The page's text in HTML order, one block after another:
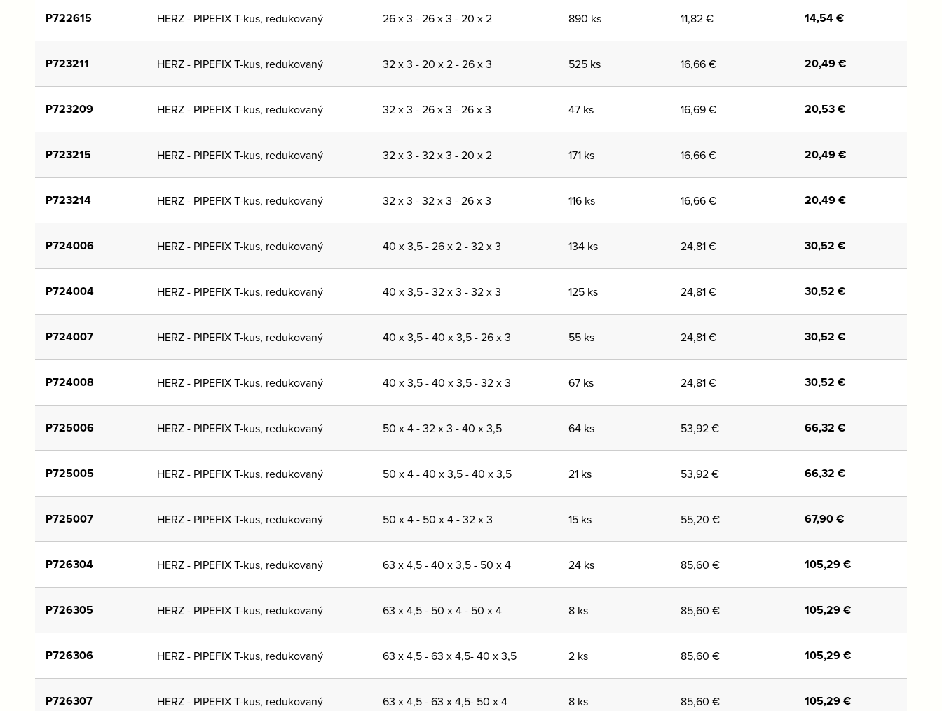
P722615 HERZ - PIPEFIX T-kus, redukovaný 26 x 3 - 26 x 3 - 20 x 2 890 ks 11,82€ 14,54€
P723211 HERZ - PIPEFIX T-kus, redukovaný 32 x 3 - 20 x 2 - 26 x 3 525 ks 16,66€ 20,49€
P723209 HERZ - PIPEFIX T-kus, redukovaný 32 x 3 - 26 x 3 - 26 x 3 47 ks 16,69€ 20,53€
P723215 HERZ - PIPEFIX T-kus, redukovaný 32 x 3 - 32 x 3 - 20 x 2 171 ks 16,66€ 20,49€
P723214 HERZ - PIPEFIX T-kus, redukovaný 32 x 3 - 32 x 3 - 26 x 3 116 ks 16,66€ 20,49€
P724006 HERZ - PIPEFIX T-kus, redukovaný 40 x 3,5 - 26 x 2 - 32 x 3 134 ks 24,81€ 30,52 €
P724004 HERZ - PIPEFIX T-kus, redukovaný 40 x 3,5 - 32 x 3 - 32 x 3 125 ks 24,81€ 30,52 €
P724007 HERZ - PIPEFIX T-kus, redukovaný 40 x 3,5 - 40 x 3,5 - 26 x 3 55 ks 24,81€ 30,52 €
P724008 HERZ - PIPEFIX T-kus, redukovaný 40 x 3,5 - 40 x 3,5 - 32 x 3 67 ks 24,81€ 30,52 €
P725006 HERZ - PIPEFIX T-kus, redukovaný 50 x 4 - 32 x 3 - 40 x 3,5 64 ks 53,92€ 66,32 €
P725005 HERZ - PIPEFIX T-kus, redukovaný 50 x 4 - 40 x 3,5 - 40 x 3,5 21 ks 53,92€ 66,32 €
P725007 HERZ - PIPEFIX T-kus, redukovaný 50 x 4 - 50 x 4 - 32 x 3 15 ks 55,20 € 67,90€
P726304 HERZ - PIPEFIX T-kus, redukovaný 63 x 4,5 - 40 x 3,5 - 50 x 4 24 ks 85,60 € 105,29€
P726305 HERZ - PIPEFIX T-kus, redukovaný 63 x 4,5 - 50 x 4 - 50 x 4 8 ks 85,60 € 105,29€
P726306 HERZ - PIPEFIX T-kus, redukovaný 63 x 4,5 - 63 x 4,5- 40 x 3,5 2 ks 85,60 € 105,29€
P726307 HERZ - PIPEFIX T-kus, redukovaný 63 x 4,5 - 63 x 4,5- 50 x 4 8 ks 85,60 € 105,29€